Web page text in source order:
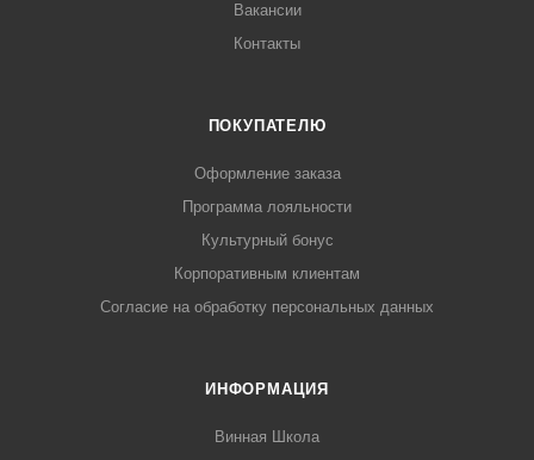
Вакансии
Контакты
ПОКУПАТЕЛЮ
Оформление заказа
Программа лояльности
Культурный бонус
Корпоративным клиентам
Согласие на обработку персональных данных
ИНФОРМАЦИЯ
Винная Школа